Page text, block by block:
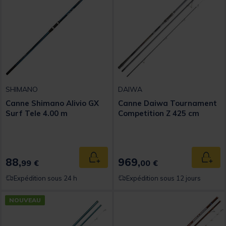
SHIMANO
Canne Shimano Alivio GX
Surf Tele 4.00 m
88,99 € Ajouter au panier
Expédition sous 24 h
DAIWA
Canne Daiwa Tournament
Competition Z 425 cm
969,00 €
Expédition sous 12 jours
NOUVEAU